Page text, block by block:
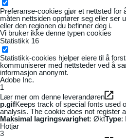
Preferanse-cookies gjør et nettsted for
måten nettsiden oppfører seg eller ser
eller den regionen du befinner deg i.
Vi bruker ikke denne typen cookies
Statistikk 16
Statistikk-cookies hjelper eiere til å
kommuniserer med nettsteder ved å
informasjon anonymt.
Adobe Inc.
1
Lær mer om denne leverandøren
p.gifKeeps track of special fonts used
analysis. The cookie does not register
Maksimal lagringsvarighet: ØktType:
Hotjar
3